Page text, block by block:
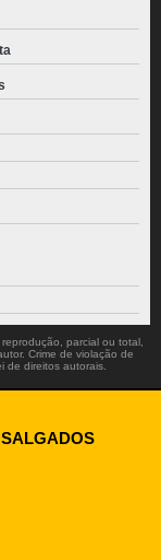
parcial ou total,
Crime de violação de
de direitos autorais